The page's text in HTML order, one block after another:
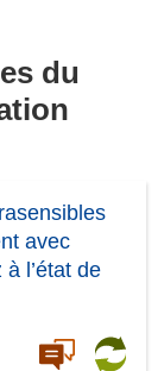
du
avec
l’état de